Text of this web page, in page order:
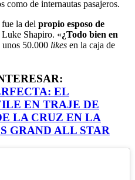
como de internautas pasajeros.
fue la del propio esposo de
Luke Shapiro. «¿Todo bien en
unos 50.000 likes en la caja de
EL
EN TRAJE DE
LA CRUZ EN LA
GRAND ALL STAR